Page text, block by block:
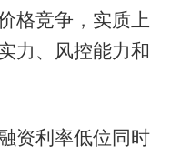
格竞争，实质上
力、风控能力和
利率低位同时